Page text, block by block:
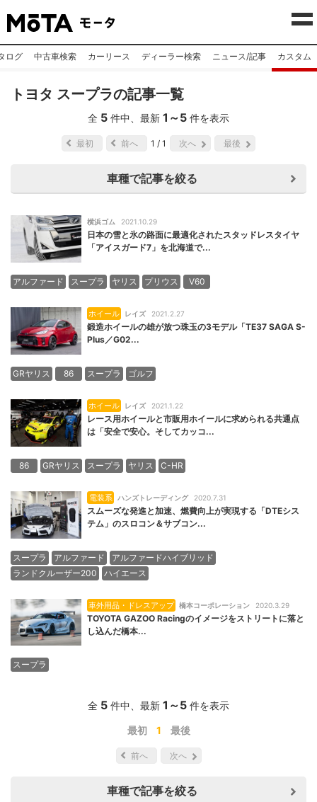
ログ 中古車検索 カーリース ディーラー検索 ニュース/記事 カスタム
トヨタ スープラの記事一覧
車種で記事を絞る
全 5 件中、最新 1 ～5 件を表示
最初 前へ 1 / 1 次へ 最後
横浜ゴム 2021.10.29
日本の雪と氷の路面に最適化されたスタッドレスタイヤ
「アイスガード7」を北海道で...
アルファード スープラ ヤリス プリウス V60
ホイール レイズ 2021.2.27
鍛造ホイールの雄が放つ珠玉の3モデル「TE37 SAGA S-
Plus／G02...
GRヤリス 86 スープラ ゴルフ
ホイール レイズ 2021.1.22
レース用ホイールと市販用ホイールに求められる共通点
は「安全で安心。そしてカッコ...
86 GRヤリス スープラ ヤリス C-HR
電装系 ハンズトレーディング 2020.7.31
スムーズな発進と加速、燃費向上が実現する「DTEシス
テム」のスロコン＆サブコン...
スープラ アルファード
アルファードハイブリッド
ランドクルーザー200
ハイエース
車外用品・ドレスアップ 橋本コーポレーション 2020.3.29
TOYOTA GAZOO Racingのイメージをストリートに落と
し込んだ橋本...
スープラ
車種で記事を絞る
全 5 件中、最新 1 ～5 件を表示
最初 1 最後
前へ 次へ